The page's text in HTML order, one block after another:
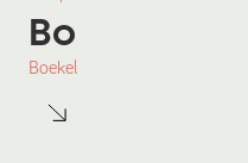
Bo
Boekel